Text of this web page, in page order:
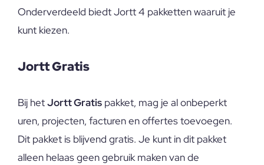
Onderverdeeld biedt Jortt 4 pakketten waaruit je
kunt kiezen.
Jortt Gratis
Bij hetJortt Gratis pakket, mag je al onbeperkt
uren, projecten, facturen en offertes toevoegen.
Dit pakket is blijvend gratis. Je kunt in dit pakket
alleen helaas geen gebruik maken van de